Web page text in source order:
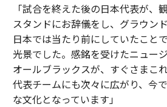
「試合を終えた後の日本代表が、
スタンドにお辞儀をし、グラウン
日本では当たり前にしていたこと
光景でした。感銘を受けたニュー
オールブラックスが、すぐさまこ
代表チームにも次々に広がり、今
な文化となっています」